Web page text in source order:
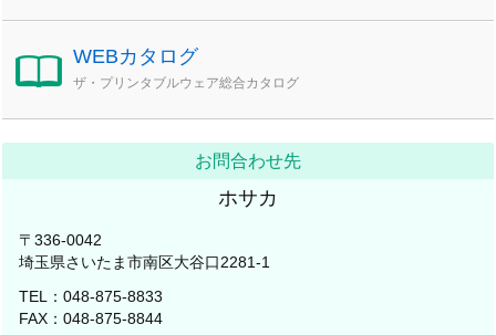
WEBカタログ
ザ・プリンタブルウェア総合カタログ
お問合わせ先
ホサカ
〒336-0042
埼玉県さいたま市南区大谷口2281-1
TEL：048-875-8833
FAX：048-875-8844